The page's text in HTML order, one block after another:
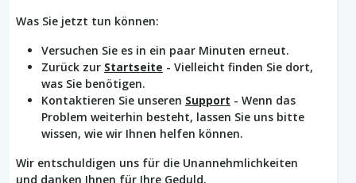
Was Sie jetzt tun können:
Versuchen Sie es in ein paar Minuten erneut.
Zurück zur Startseite - Vielleicht finden Sie dort,
was Sie benötigen.
Kontaktieren Sie unseren Support - Wenn das
Problem weiterhin besteht, lassen Sie uns bitte
wissen, wie wir Ihnen helfen können.
Wir entschuldigen uns für die Unannehmlichkeiten
und danken Ihnen für Ihre Geduld.